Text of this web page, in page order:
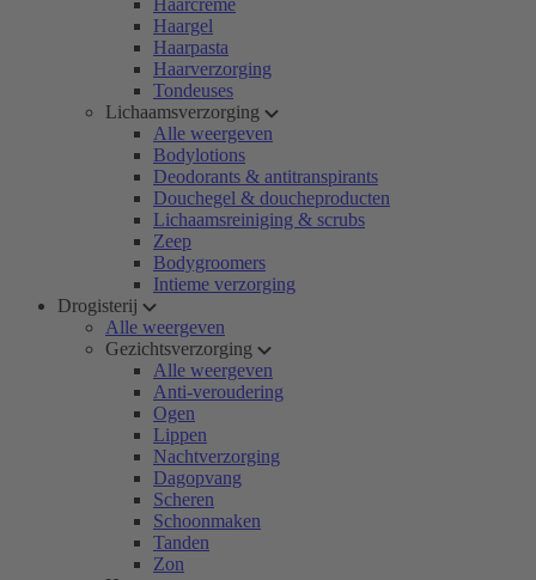
Haarcrème
Haargel
Haarpasta
Haarverzorging
Tondeuses
Lichaamsverzorging
Alle weergeven
Bodylotions
Deodorants & antitranspirants
Douchegel & doucheproducten
Lichaamsreiniging & scrubs
Zeep
Bodygroomers
Intieme verzorging
Drogisterij
Alle weergeven
Gezichtsverzorging
Alle weergeven
Anti-veroudering
Ogen
Lippen
Nachtverzorging
Dagopvang
Scheren
Schoonmaken
Tanden
Zon